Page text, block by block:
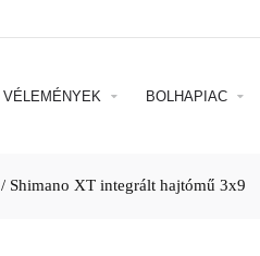
VÉLEMÉNYEK BOLHAPIAC
/ Shimano XT integrált hajtómű 3x9